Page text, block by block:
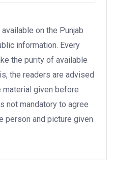
on the Punjab
information. Every
the purity of available
the readers are advised
material given before
not mandatory to agree
person and picture given